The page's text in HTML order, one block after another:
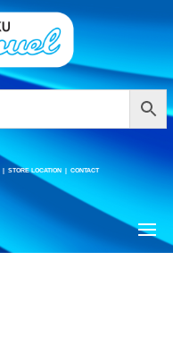
|STORE LOCATION
|STORE LOCATION |CONTACT